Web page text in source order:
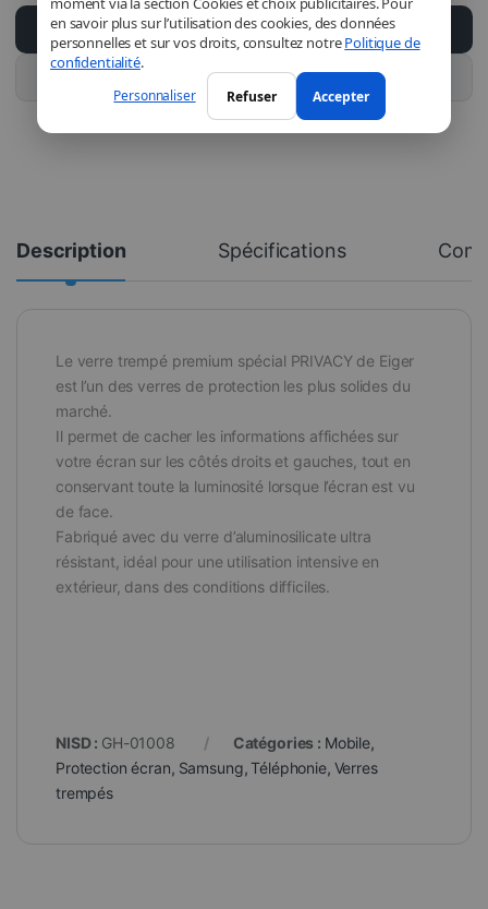
en savoir plus sur l’utilisation des cookies, des données
personnelles et sur vos droits, consultez notrePolitique de
confidentialité.
Personnaliser Refuser Accepter
Ajouter au panier
Acheter ce produit
Description Spécifications
Le verre trempé premium spécial PRIVACY de Eiger
est l’un des verres de protection les plus solides du
marché.
Il permet de cacher les informations affichées sur
votre écran sur les côtés droits et gauches, tout en
conservant toute la luminosité lorsque l’écran est vu
de face.
Fabriqué avec du verre d’aluminosilicate ultra
résistant, idéal pour une utilisation intensive en
extérieur, dans des conditions difficiles.
NISD : GH-01008 Catégories : Mobile,
Protection écran, Samsung,Téléphonie, Verres
trempés